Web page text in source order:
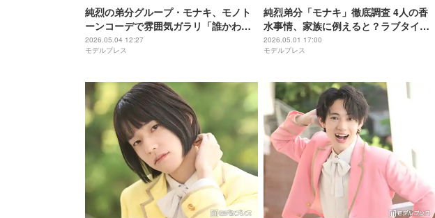
純烈の弟分グループ・モナキ、モノト
ーンコーデで雰囲気ガラリ「誰かわか
らなかった」「オフモードでもかっこ
いい」と反響
2026.05.04 12:27
モデルプレス
純烈弟分「モナキ」徹底調査 4人の香
水事情、家族に例えると？ラブタイプ
診断も実施【インタビュー連載Vol.9】
2026.05.01 17:00
モデルプレス